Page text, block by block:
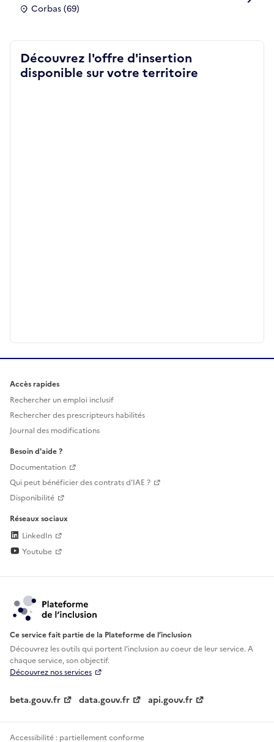
Corbas (69)
Découvrez l'offre d'insertion
disponible sur votre territoire
Accès rapides
Rechercher un emploi inclusif
Rechercher des prescripteurs habilités
Journal des modifications
Besoin d'aide ?
Documentation
Qui peut bénéficier des contrats d'IAE ?
Disponibilité
Réseaux sociaux
LinkedIn
Youtube
Ce service fait partie de la Plateforme de l’inclusion
Découvrez les outils qui portent l'inclusion aucoeur de leur service. A
chaque service, son objectif.
Découvrez nos services
beta.gouv.fr data.gouv.fr api.gouv.fr
Accessibilité : partiellement conforme